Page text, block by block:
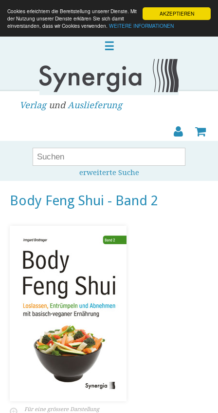
AKZEPTIEREN
Cookies erleichtern die Bereitstellung unserer Dienste. Mit
der Nutzung unserer Dienste erklären Sie sich damit
einverstanden, dass wir Cookies verwenden. WEITERE INFORMATIONEN
☰
VerlagundAuslieferung
erweiterte Suche
Body Feng Shui - Band 2
Für eine grössere Darstellung